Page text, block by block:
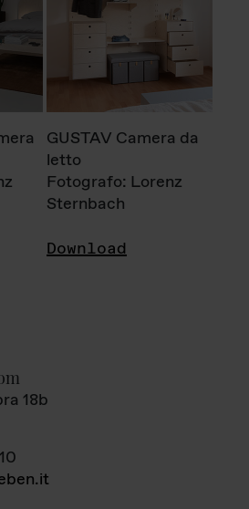
GUSTAV Camera da
letto
Fotografo: Lorenz
Sternbach
Download
18b